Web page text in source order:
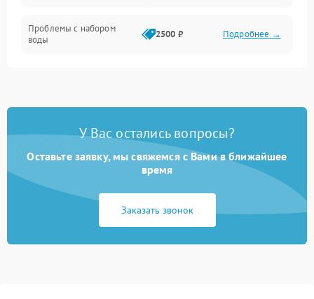
Проблемы с набором
воды
2500 ₽ Подробнее →
Замена платы управления 2200 ₽ Подробнее →
У Вас остались вопросы?
Оставьте заявку, мы свяжемся с Вами в ближайшее
время
Заказать звонок